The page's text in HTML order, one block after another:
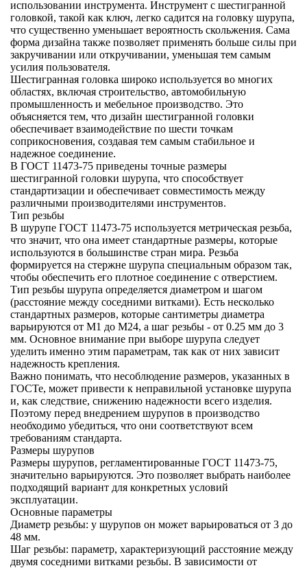
использовании инструмента. Инструмент с шестигранной
головкой, такой как ключ, легко садится на головку шурупа,
что существенно уменьшает вероятность скольжения. Сама
форма дизайна также позволяет применять больше силы при
закручивании или откручивании, уменьшая тем самым
усилия пользователя.
Шестигранная головка широко используется во многих
областях, включая строительство, автомобильную
промышленность и мебельное производство. Это
объясняется тем, что дизайн шестигранной головки
обеспечивает взаимодействие по шести точкам
соприкосновения, создавая тем самым стабильное и
надежное соединение.
В ГОСТ 11473-75 приведены точные размеры
шестигранной головки шурупа, что способствует
стандартизации и обеспечивает совместимость между
различными производителями инструментов.
Тип резьбы
В шурупе ГОСТ 11473-75 используется метрическая резьба,
что значит, что она имеет стандартные размеры, которые
используются в большинстве стран мира. Резьба
формируется на стержне шурупа специальным образом так,
чтобы обеспечить его плотное соединение с отверстием.
Тип резьбы шурупа определяется диаметром и шагом
(расстояние между соседними витками). Есть несколько
стандартных размеров, которые сантиметры диаметра
варьируются от М1 до М24, а шаг резьбы - от 0.25 мм до 3
мм. Основное внимание при выборе шурупа следует
уделить именно этим параметрам, так как от них зависит
надежность крепления.
Важно понимать, что несоблюдение размеров, указанных в
ГОСТе, может привести к неправильной установке шурупа
и, как следствие, снижению надежности всего изделия.
Поэтому перед внедрением шурупов в производство
необходимо убедиться, что они соответствуют всем
требованиям стандарта.
Размеры шурупов
Размеры шурупов, регламентированные ГОСТ 11473-75,
значительно варьируются. Это позволяет выбрать наиболее
подходящий вариант для конкретных условий
эксплуатации.
Основные параметры
Диаметр резьбы: у шурупов он может варьироваться от 3 до
48 мм.
Шаг резьбы: параметр, характеризующий расстояние между
двумя соседними витками резьбы. В зависимости от